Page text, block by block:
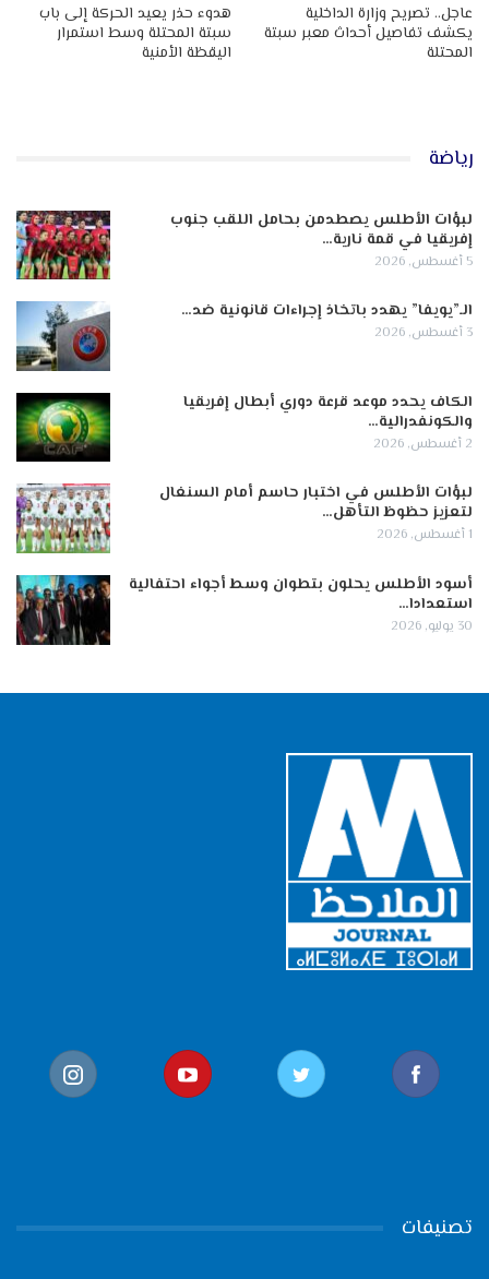
عاجل.. تصريح وزارة الداخلية
يكشف تفاصيل أحداث معبر سبتة
المحتلة
هدوء حذر يعيد الحركة إلى باب
سبتة المحتلة وسط استمرار
اليقظة الأمنية
رياضة
لبؤات الأطلس يصطدمن بحامل اللقب جنوب
إفريقيا في قمة نارية…
5 أغسطس, 2026
الـ”يويفا” يهدد باتخاذ إجراءات قانونية ضد…
3 أغسطس, 2026
الكاف يحدد موعد قرعة دوري أبطال إفريقيا
والكونفدرالية…
2 أغسطس, 2026
لبؤات الأطلس في اختبار حاسم أمام السنغال
لتعزيز حظوظ التأهل…
1 أغسطس, 2026
أسود الأطلس يحلون بتطوان وسط أجواء احتفالية
استعدادا…
30 يوليو, 2026
تصنيفات